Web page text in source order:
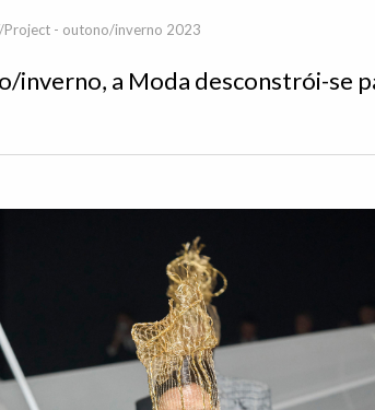
Project - outono/inverno 2023
inverno, a Moda desconstrói-se